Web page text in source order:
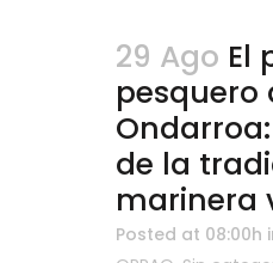
29 Ago El
pesquero
de la
marinera
Posted at 08:00h